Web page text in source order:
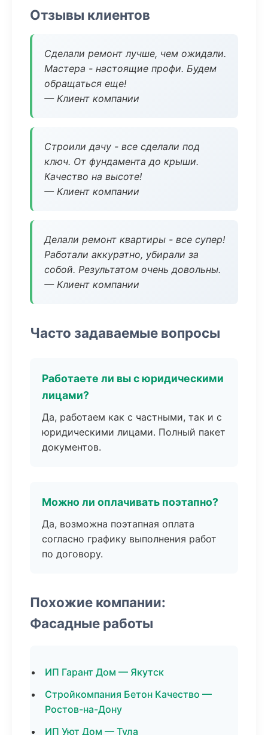
Отзывы клиентов
Сделали ремонт лучше, чем ожидали.
Мастера - настоящие профи. Будем
обращаться еще!
— Клиент компании
Строили дачу - все сделали под
ключ. От фундамента до крыши.
Качество на высоте!
— Клиент компании
Делали ремонт квартиры - все супер!
Работали аккуратно, убирали за
собой. Результатом очень довольны.
— Клиент компании
Часто задаваемые вопросы
Работаете ли вы с юридическими
лицами?
Да, работаем как с частными, так и с
юридическими лицами. Полный пакет
документов.
Можно ли оплачивать поэтапно?
Да, возможна поэтапная оплата
согласно графику выполнения работ
по договору.
Похожие компании:
Фасадные работы
ИП Гарант Дом — Якутск
Стройкомпания Бетон Качество —
Ростов-на-Дону
ИП Уют Дом — Тула